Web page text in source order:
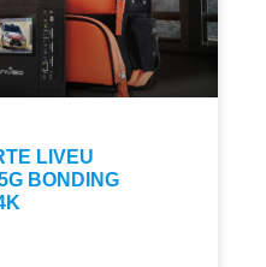
LIVEU
BONDING